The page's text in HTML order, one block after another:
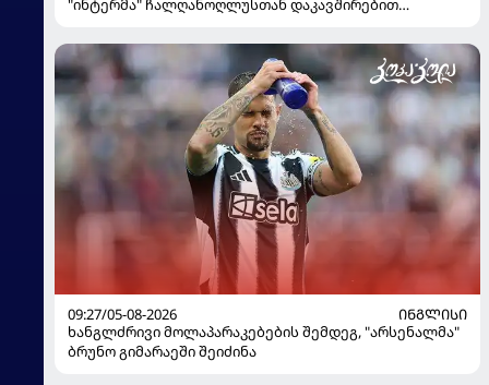
09:27/05-08-2026
ᲘᲜᲒᲚᲘᲡᲘ
ხანგლძრივი მოლაპარაკებების შემდეგ, "არსენალმა"
ბრუნო გიმარაეში შეიძინა